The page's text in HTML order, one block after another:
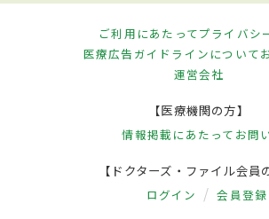
ご利用にあたってプライバシ
医療広告ガイドラインについて
運営会社
【医療機関の方】
情報掲載にあたって お問
【ドクターズ・ファイル会員
ログイン 会員登録